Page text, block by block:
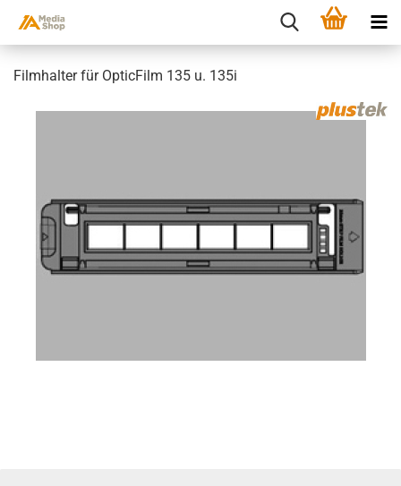
Filmhalter für OpticFilm 135 u. 135i